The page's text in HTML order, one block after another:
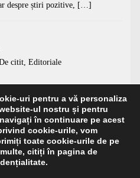
despre știri pozitive, […]
citit, Editoriale
uri pentru a vă personaliza
ul nostru și pentru
în continuare pe acest
cookie-urile, vom
toate cookie-urile de pe
citiți în pagina de